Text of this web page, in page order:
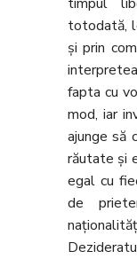
totodată,
și prin
fapta cu
mod, iar
ajunge să
răutate și
egal cu
de